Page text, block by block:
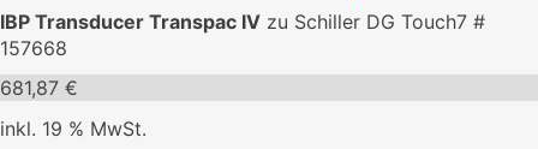
IBP Transducer Transpac IV zu Schiller DG Touch7 #
157668
681,87 €
inkl. 19 % MwSt.